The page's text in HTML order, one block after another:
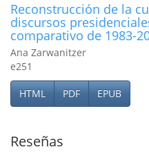
Reconstrucción de la
discursos
comparativo de 1983-
Ana Zarwanitzer
e251
HTML PDF EPUB
Reseñas